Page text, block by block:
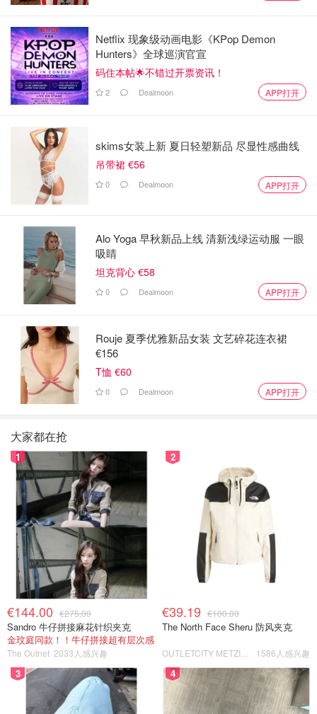
Netflix 现象级动画电影《KPop Demon
Hunters》全球巡演官宣
码住本帖🌟不错过开票资讯！
2 Dealmoon APP打开
skims女装上新 夏日轻塑新品 尽显性感曲线
吊带裙 €56
0 Dealmoon APP打开
Alo Yoga 早秋新品上线 清新浅绿运动服 一眼
吸睛
坦克背心 €58
0 Dealmoon APP打开
Rouje 夏季优雅新品女装 文艺碎花连衣裙
€156
T恤 €60
0 Dealmoon APP打开
大家都在抢
1
€144.00 €275.00
Sandro 牛仔拼接麻花针织夹克
金玟庭同款！！牛仔拼接超有层次感
The Outnet 2033人感兴趣
2
€39.19 €100.00
The North Face Sheru 防风夹克
1586人感兴趣
3 4